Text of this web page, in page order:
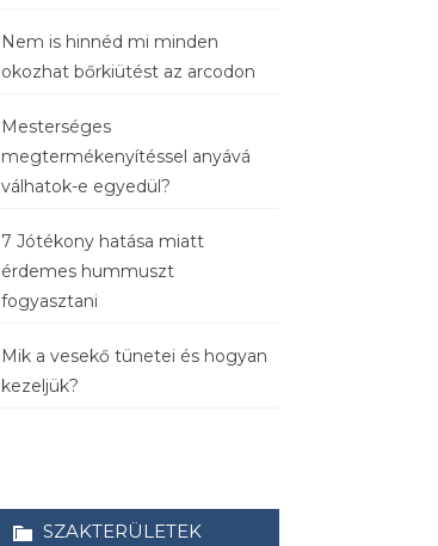
Nem is hinnéd mi minden
okozhat bőrkiütést az arcodon
Mesterséges
megtermékenyítéssel anyává
válhatok-e egyedül?
7 Jótékony hatása miatt
érdemes hummuszt
fogyasztani
Mik a vesekő tünetei és hogyan
kezeljük?
SZAKTERÜLETEK